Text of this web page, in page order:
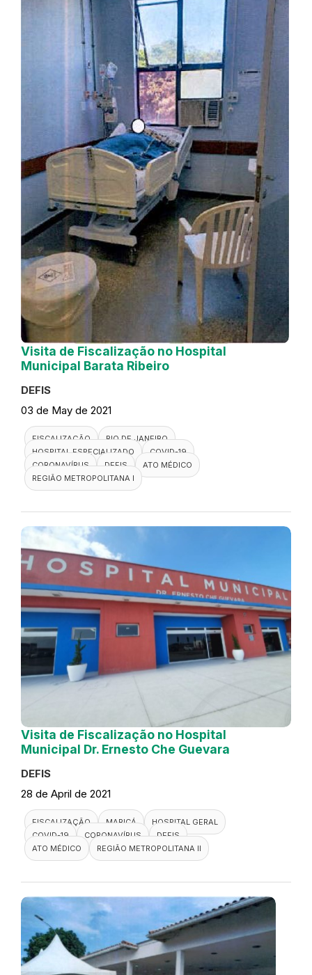
Visita de Fiscalização no Hospital
Municipal Barata Ribeiro
DEFIS
03 de May de 2021
FISCALIZAÇÃO
RIO DE JANEIRO
HOSPITAL ESPECIALIZADO
COVID-19
CORONAVÍRUS
DEFIS
ATO MÉDICO
REGIÃO METROPOLITANA I
Visita de Fiscalização no Hospital
Municipal Dr. Ernesto Che Guevara
DEFIS
28 de April de 2021
FISCALIZAÇÃO MARICÁ
HOSPITAL GERAL
COVID-19
CORONAVÍRUS
DEFIS
ATO MÉDICO
REGIÃO METROPOLITANA II